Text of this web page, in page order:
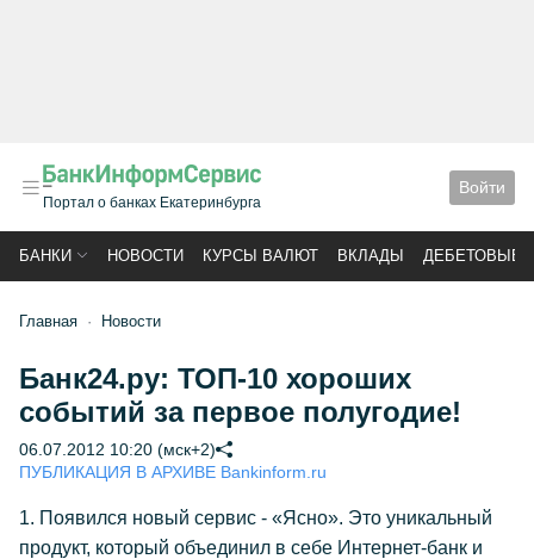
Портал о банках Екатеринбурга
Войти
БАНКИ НОВОСТИ КУРСЫ ВАЛЮТ ВКЛАДЫ ДЕБЕТОВЫЕ
Главная Новости
Банк24.ру: ТОП-10 хороших
событий за первое полугодие!
06.07.2012 10:20 (мск+2)
ПУБЛИКАЦИЯ В АРХИВЕ Bankinform.ru
1. Появился новый сервис - «Ясно». Это уникальный
продукт, который объединил в себе Интернет-банк и